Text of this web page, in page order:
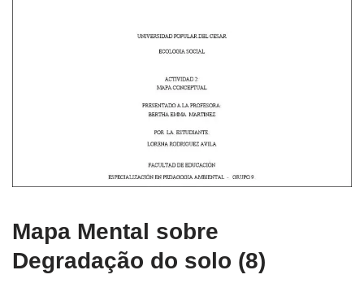
Mapa Mental sobre
Degradação do solo (8)